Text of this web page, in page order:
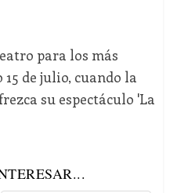
para los más
15 de julio, cuando la
su espectáculo 'La